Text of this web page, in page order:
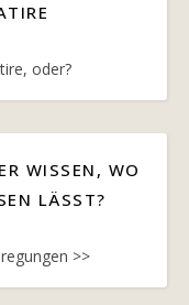
oder?
WISSEN, WO
LÄSST?
>>